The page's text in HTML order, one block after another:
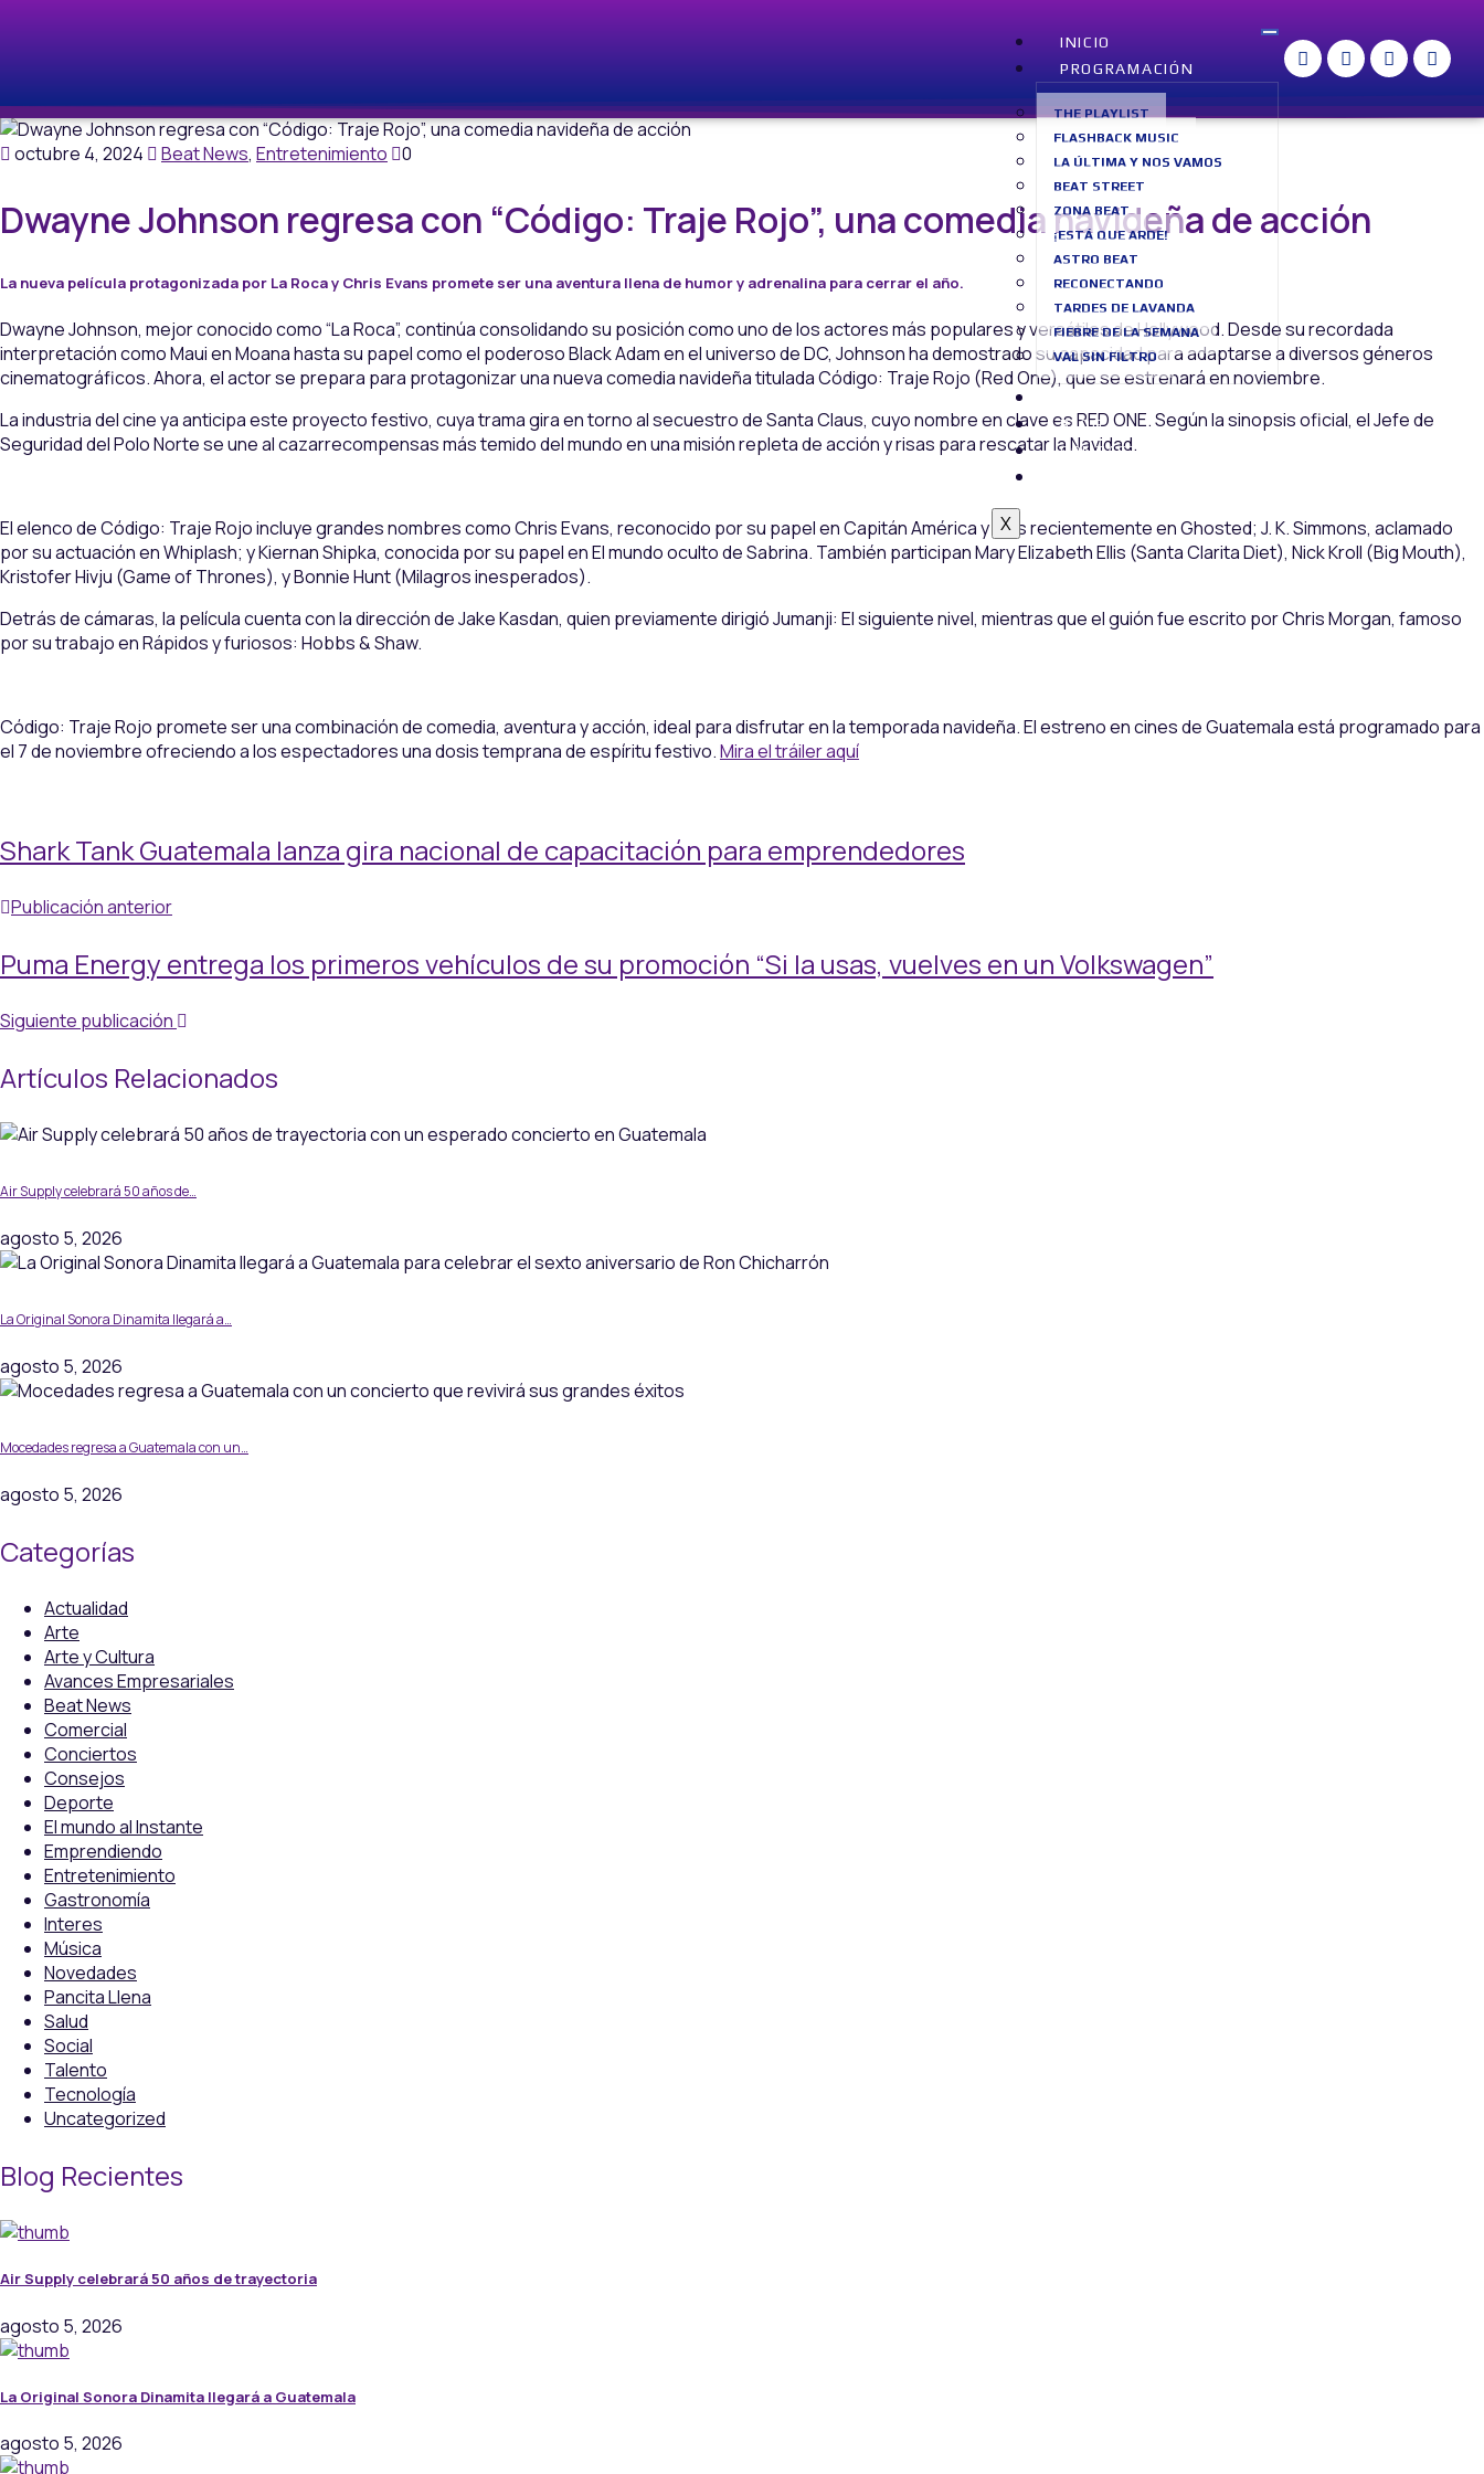
INICIO
PROGRAMACIÓN
THE PLAYLIST
FLASHBACK MUSIC
LA ÚLTIMA Y NOS VAMOS
BEAT STREET
ZONA BEAT
¡ESTÁ QUE ARDE!
ASTRO BEAT
RECONECTANDO
TARDES DE LAVANDA
FIEBRE DE LA SEMANA
VAL SIN FILTRO
BLOG
CONTACTO
X
octubre 4, 2024 Beat News, Entretenimiento 0
Dwayne Johnson regresa con “Código: Traje Rojo”, una comedia navideña de acción
La nueva película protagonizada por La Roca y Chris Evans promete ser una aventura llena de humor y adrenalina para cerrar el año.
Dwayne Johnson, mejor conocido como “La Roca”, continúa consolidando su posición como uno de los actores más populares y versátiles de Hollywood. Desde su recordada
interpretación como Maui en Moana hasta su papel como el poderoso Black Adam en el universo de DC, Johnson ha demostrado su capacidad para adaptarse a diversos géneros
cinematográficos. Ahora, el actor se prepara para protagonizar una nueva comedia navideña titulada Código: Traje Rojo (Red One), que se estrenará en noviembre.
La industria del cine ya anticipa este proyecto festivo, cuya trama gira en torno al secuestro de Santa Claus, cuyo nombre en clave es RED ONE. Según la sinopsis oficial, el Jefe de
Seguridad del Polo Norte se une al cazarrecompensas más temido del mundo en una misión repleta de acción y risas para rescatar la Navidad.
El elenco de Código: Traje Rojo incluye grandes nombres como Chris Evans, reconocido por su papel en Capitán América y más recientemente en Ghosted; J. K. Simmons, aclamado
por su actuación en Whiplash; y Kiernan Shipka, conocida por su papel en El mundo oculto de Sabrina. También participan Mary Elizabeth Ellis (Santa Clarita Diet), Nick Kroll (Big Mouth),
Kristofer Hivju (Game of Thrones), y Bonnie Hunt (Milagros inesperados).
Detrás de cámaras, la película cuenta con la dirección de Jake Kasdan, quien previamente dirigió Jumanji: El siguiente nivel, mientras que el guión fue escrito por Chris Morgan, famoso
por su trabajo en Rápidos y furiosos: Hobbs & Shaw.
Código: Traje Rojo promete ser una combinación de comedia, aventura y acción, ideal para disfrutar en la temporada navideña. El estreno en cines de Guatemala está programado para
el 7 de noviembre ofreciendo a los espectadores una dosis temprana de espíritu festivo.Mira el tráiler aquí
Shark Tank Guatemala lanza gira nacional de capacitación para emprendedores
Publicación anterior
Puma Energy entrega los primeros vehículos de su promoción “Si la usas, vuelves en un Volkswagen”
Siguiente publicación
Artículos Relacionados
Air Supply celebrará 50 años de…
agosto 5, 2026
La Original Sonora Dinamita llegará a…
agosto 5, 2026
Mocedades regresa a Guatemala con un…
agosto 5, 2026
Categorías
Actualidad
Arte
Arte y Cultura
Avances Empresariales
Beat News
Comercial
Conciertos
Consejos
Deporte
El mundo al Instante
Emprendiendo
Entretenimiento
Gastronomía
Interes
Música
Novedades
Pancita Llena
Salud
Social
Talento
Tecnología
Uncategorized
Blog Recientes
Air Supply celebrará 50 años de trayectoria
agosto 5, 2026
La Original Sonora Dinamita llegará a Guatemala
agosto 5, 2026